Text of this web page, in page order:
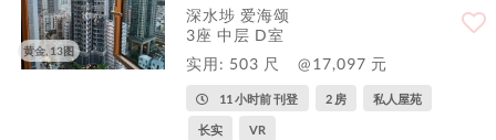
黄金, 13图
深水埗 爱海颂
3座 中层 D室
实用: 503 尺
@17,097 元
11 小时前 刊登 2 房 私人屋苑
长实 VR